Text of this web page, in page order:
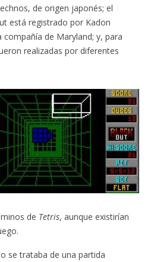
de origen japonés; el
está registrado por Kadon
compañía de Maryland; y, para
realizadas por diferentes
de Tetris, aunque existirían
se trataba de una partida